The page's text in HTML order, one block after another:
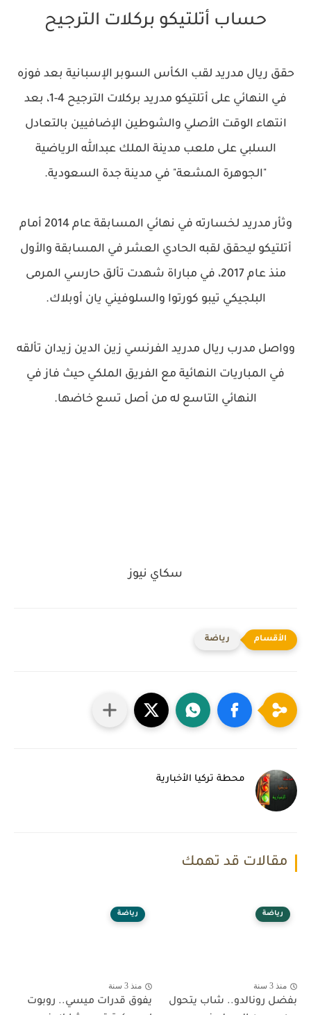
حساب أتلتيكو بركلات الترجيح
حقق ريال مدريد لقب الكأس السوبر الإسبانية بعد فوزه
في النهائي على أتلتيكو مدريد بركلات الترجيح 4-1، بعد
انتهاء الوقت الأصلي والشوطين الإضافيين بالتعادل
السلبي على ملعب مدينة الملك عبدالله الرياضية
"الجوهرة المشعة" في مدينة جدة السعودية.
وثأر مدريد لخسارته في نهائي المسابقة عام 2014 أمام
أتلتيكو ليحقق لقبه الحادي العشر في المسابقة والأول
منذ عام 2017، في مباراة شهدت تألق حارسي المرمى
البلجيكي تيبو كورتوا والسلوفيني يان أوبلاك.
وواصل مدرب ريال مدريد الفرنسي زين الدين زيدان تألقه
في المباريات النهائية مع الفريق الملكي حيث فاز في
النهائي التاسع له من أصل تسع خاضها.
سكاي نيوز
رياضة
محطة تركيا الأخبارية
مقالات قد تهمك
رياضة
منذ 3 سنة
بفضل رونالدو.. شاب يتحول
رياضة
منذ 3 سنة
يفوق قدرات ميسي.. روبوت